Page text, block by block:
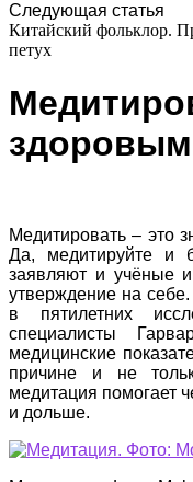
Следующая статья
Китайский фольклор.
петух
Медитировать – это
Да, медитируйте и
заявляют и учёные
утверждение на
в пятилетних
специалисты
медицинские
причине и не
медитация помогает
и дольше.